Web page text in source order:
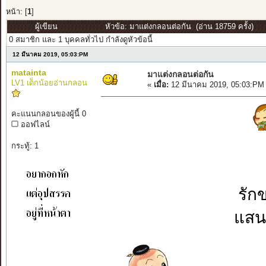
หน้า: [ 1]
ผู้เขียน
หัวข้อ: มาแต่งกลอนต่อกัน (อ่าน 18759 ครั้ง)
0 สมาชิก และ 1 บุคคลทั่วไป กำลังดูหัวข้อนี้
12 มีนาคม 2019, 05:03:PM
matainta
LV1 เด็กน้อยอ่านกลอน
คะแนนกลอนของผู้นี้ 0
ออฟไลน์
กระทู้: 1
มาแต่งกลอนต่อกัน
« เมื่อ: 12 มีนาคม 2019, 05:03:PM
รัก
แส